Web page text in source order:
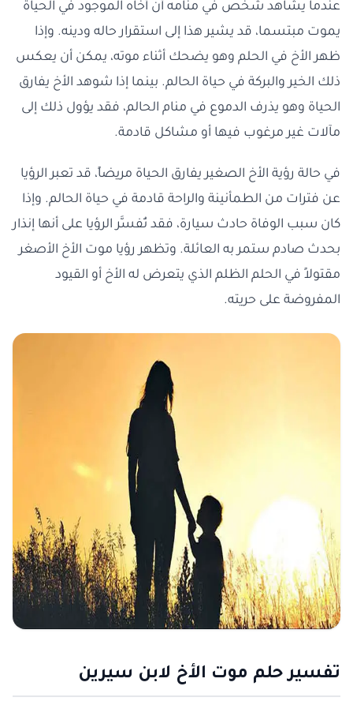
عندما يشاهد شخص في منامه أن أخاه الموجود في الحياة
يموت مبتسما، قد يشير هذا إلى استقرار حاله ودينه. وإذا
ظهر الأخ في الحلم وهو يضحك أثناء موته، يمكن أن يعكس
ذلك الخير والبركة في حياة الحالم. بينما إذا شوهد الأخ يفارق
الحياة وهو يذرف الدموع في منام الحالم، فقد يؤول ذلك إلى
مآلات غير مرغوب فيها أو مشاكل قادمة.
في حالة رؤية الأخ الصغير يفارق الحياة مريضاً، قد تعبر الرؤيا
عن فترات من الطمأنينة والراحة قادمة في حياة الحالم. وإذا
كان سبب الوفاة حادث سيارة، فقد تُفسَّر الرؤيا على أنها إنذار
بحدث صادم ستمر به العائلة. وتظهر رؤيا موت الأخ الأصغر
مقتولاً في الحلم الظلم الذي يتعرض له الأخ أو القيود
المفروضة على حريته.
تفسير حلم موت الأخ لابن سيرين